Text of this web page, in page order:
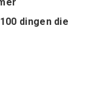
dingen die